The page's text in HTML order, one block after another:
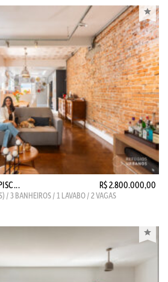
R$ 2.800.000,00
/ 3 BANHEIROS / 1 LAVABO / 2 VAGAS